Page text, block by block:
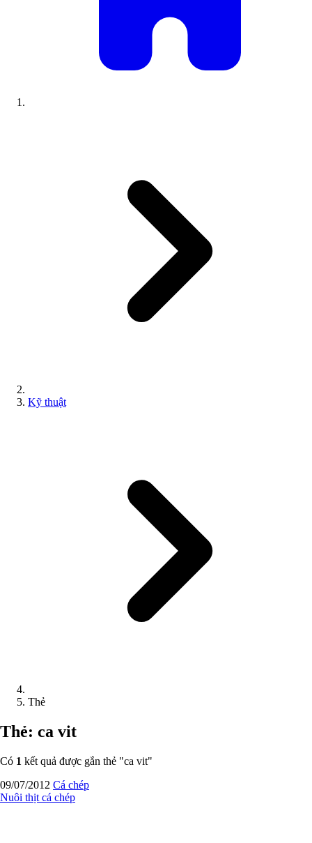
Kỹ thuật
Thẻ
Thẻ: ca vit
Có 1 kết quả được gắn thẻ "ca vit"
09/07/2012 Cá chép
Nuôi thịt cá chép